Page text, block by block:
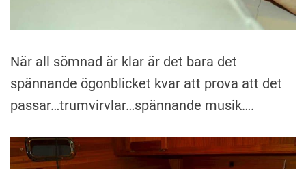
När all sömnad är klar är det bara det
spännande ögonblicket kvar att prova att det
passar…trumvirvlar…spännande musik….